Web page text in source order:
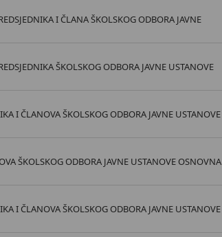
I ČLANA ŠKOLSKOG ODBORA JAVNE
ŠKOLSKOG ODBORA JAVNE USTANOVE
I ČLANOVA ŠKOLSKOG ODBORA JAVNE USTANOVE
ŠKOLSKOG ODBORA JAVNE USTANOVE OSNOVNA
I ČLANOVA ŠKOLSKOG ODBORA JAVNE USTANOVE